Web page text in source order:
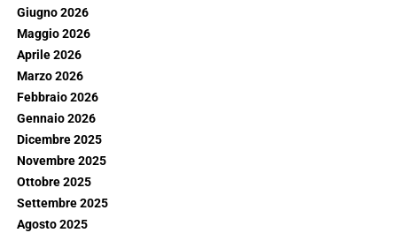
Giugno 2026
Maggio 2026
Aprile 2026
Marzo 2026
Febbraio 2026
Gennaio 2026
Dicembre 2025
Novembre 2025
Ottobre 2025
Settembre 2025
Agosto 2025